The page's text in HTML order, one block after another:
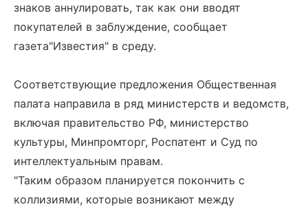
знаков аннулировать, так как они вводят
покупателей в заблуждение, сообщает
газета"Известия" в среду.
Соответствующие предложения Общественная
палата направила в ряд министерств и ведомств,
включая правительство РФ, министерство
культуры, Минпромторг, Роспатент и Суд по
интеллектуальным правам.
"Таким образом планируется покончить с
коллизиями, которые возникают между